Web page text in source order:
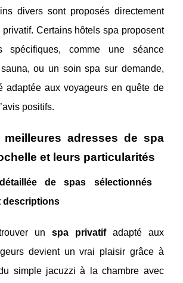
divers sont proposés directement
Certains hôtels spa proposent
spécifiques, comme une séance
ou un soin spa sur demande,
adaptée aux voyageurs en quête de
positifs.
meilleures adresses de spa
et leurs particularités
de spas sélectionnés
descriptions
unspa privatifadapté aux
devient un vrai plaisir grâce à
simple jacuzzi à la chambre avec